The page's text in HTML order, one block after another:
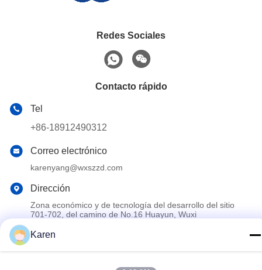
Redes Sociales
Contacto rápido
Tel
+86-18912490312
Correo electrónico
karenyang@wxszzd.com
Dirección
Zona económico y de tecnología del desarrollo del sitio
701-702, del camino de No.16 Huayun, Wuxi
Política de privacidad|Mapa del Sitio
Karen